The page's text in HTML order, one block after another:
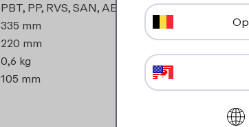
PBT, PP, RVS, SAN, ABS
335 mm
220 mm
0,6 kg
105 mm
Op